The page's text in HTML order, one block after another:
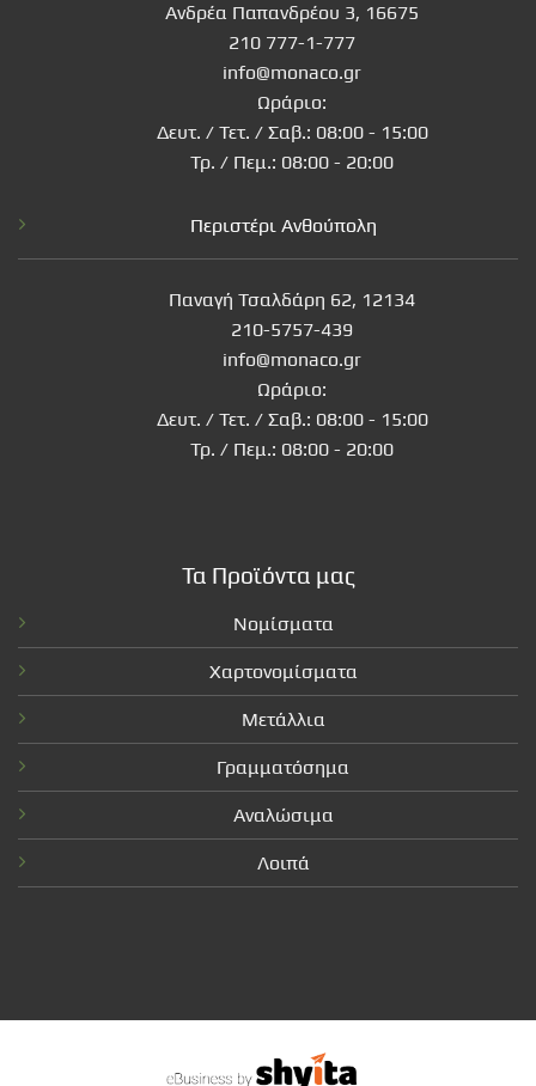
Ανδρέα Παπανδρέου 3, 16675
210 777-1-777
info@monaco.gr
Ωράριο:
Δευτ. / Τετ. / Σαβ.: 08:00 - 15:00
Τρ. / Πεμ.: 08:00 - 20:00
Περιστέρι Ανθούπολη
Παναγή Τσαλδάρη 62, 12134
210-5757-439
info@monaco.gr
Ωράριο:
Δευτ. / Τετ. / Σαβ.: 08:00 - 15:00
Τρ. / Πεμ.: 08:00 - 20:00
Τα Προϊόντα μας
Νομίσματα
Χαρτονομίσματα
Μετάλλια
Γραμματόσημα
Αναλώσιμα
Λοιπά